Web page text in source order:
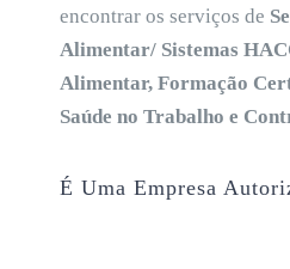
encontrar os serviços de
Alimentar/ Sistemas
Alimentar, Formação
Saúde no Trabalho e
É Uma Empresa